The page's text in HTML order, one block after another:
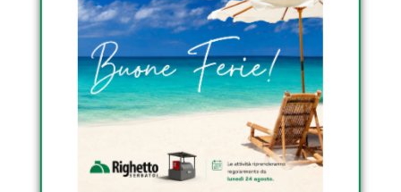
SCOPRI I SERBATOI DA
ESTERNO OMOLOGATI
DI RIGHETTO
SCOPRI I SERBATOI
INTERRATI DI RIGHETTO
SCOPRI I SERBATOI
TRASPORTABILI
OMOLOGATI DI